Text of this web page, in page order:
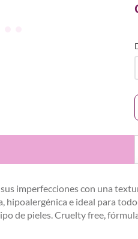
imperfecciones con una
e ideal para
de pieles. Cruelty free,